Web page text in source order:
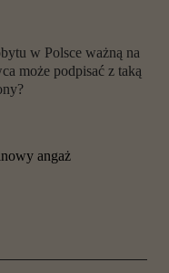
w Polsce ważną na
może podpisać z taką